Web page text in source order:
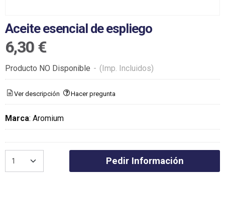
Aceite esencial de espliego
6,30 €
Producto NO Disponible - (Imp. Incluidos)
Ver descripción Hacer pregunta
Marca: Aromium
Pedir Información